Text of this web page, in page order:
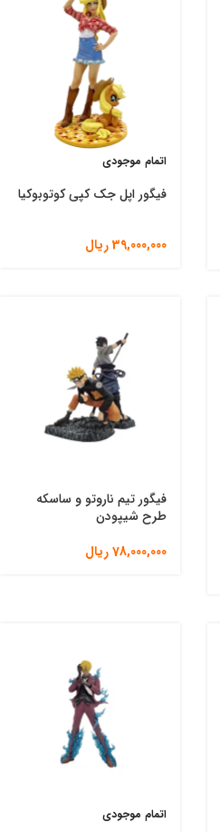
اتمام موجودی
فیگور اپل جک کپی کوتوبوکیا
39,000,000ریال
فیگور تیم ناروتو و ساسکه
طرح شیپودن
78,000,000ریال
اتمام موجودی